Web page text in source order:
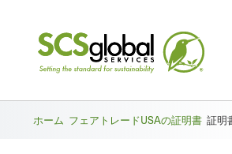
ホーム フェアトレードUSAの証明書 証明